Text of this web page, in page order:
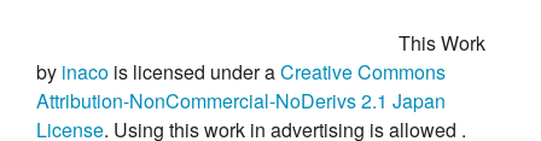
This Work
by inaco is licensed under aCreative Commons
Attribution-NonCommercial-NoDerivs 2.1 Japan
License. Using this work in advertising isallowed .